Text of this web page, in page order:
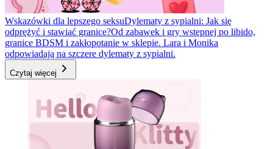
Wskazówki dla lepszego seksuDylematy z sypialni: Jak się
odprężyć i stawiać granice?Od zabawek i gry wstępnej po libido,
granice BDSM i zakłopotanie w sklepie. Lara i Monika
odpowiadają na szczere dylematy z sypialni.
Czytaj więcej